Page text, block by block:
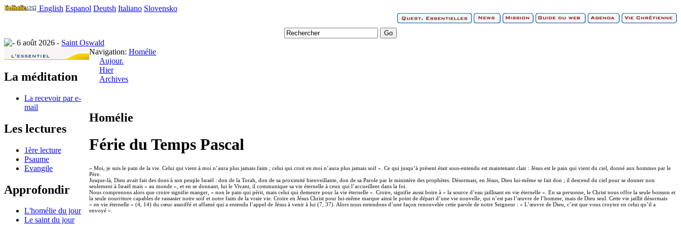
English Espanol Deutsh Italiano Slovensko
6 août 2026 - Saint Oswald
La méditation
La recevoir par e-
mail
Les lectures
1ère lecture
Psaume
Evangile
Approfondir
L'homélie du jour
Le saint du jour
Navigation: Homélie
Aujour.
Hier
Archives
Homélie
Férie du Temps Pascal
« Moi, je suis le pain de la vie. Celui qui vient à moi n’aura plus jamais faim ; celui qui croit en moi n’aura plus jamais soif ». Ce qui jusqu’à présent était sous-entendu est maintenant clair : Jésus est le pain qui vient du ciel, donné aux hommes par le
Père.
Jusque-là, Dieu avait fait des dons à son peuple Israël : don de la Torah, don de sa proximité bienveillante, don de sa Parole par le ministère des prophètes. Désormais, en Jésus, Dieu lui-même se fait don ; il descend du ciel pour se donner non
seulement à Israël mais « au monde », et en se donnant, lui le Vivant, il communique sa vie éternelle à ceux qui l’accueillent dans la foi.
Nous comprenons alors que croire signifie manger, « non le pain qui périt, mais celui qui demeure pour la vie éternelle ». Croire, signifie aussi boire à « la source d’eau jaillisant en vie éternelle ». En sa personne, le Christ nous offre la seule boisson et
la seule nourriture capables de rassasier notre soif et notre faim de la vraie vie. Croire en Jésus Christ pour lui-même marque ainsi le point de départ d’une vie nouvelle, qui n’est pas l’œuvre de l’homme, mais de Dieu seul. Cette vie jaillit désormais
« en vie éternelle » (4, 14) du cœur assoiffé et affamé qui a entendu l’appel de Jésus à venir à lui (7, 37). Alors nous entendons d’une façon renouvelée cette parole de notre Seigneur : « L’œuvre de Dieu, c’est que vous croyiez en celui qu’il a
envoyé ».